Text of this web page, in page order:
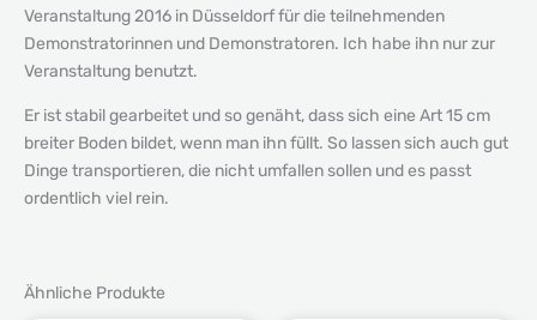
Veranstaltung 2016 in Düsseldorf für die teilnehmenden
Demonstratorinnen und Demonstratoren. Ich habe ihn nur zur
Veranstaltung benutzt.
Er ist stabil gearbeitet und so genäht, dass sich eine Art 15 cm
breiter Boden bildet, wenn man ihn füllt. So lassen sich auch gut
Dinge transportieren, die nicht umfallen sollen und es passt
ordentlich viel rein.
Ähnliche Produkte